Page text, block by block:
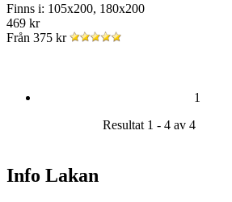
Finns i: 105x200, 180x200
469 kr
Från 375 kr
1
Resultat 1 - 4 av 4
Info Lakan